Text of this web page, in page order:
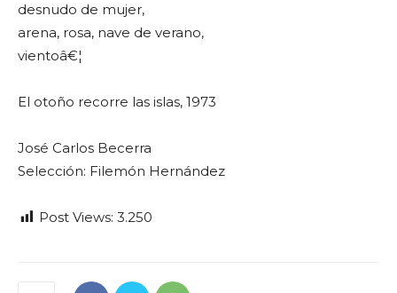
desnudo de mujer,
arena, rosa, nave de verano,
vientoâ€¦
El otoño recorre las islas, 1973
José Carlos Becerra
Selección: Filemón Hernández
Post Views: 3.250